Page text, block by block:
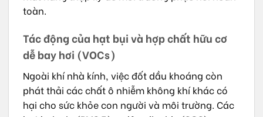
toàn.
Tác động của hạt bụi và hợp chất hữu cơ
dễ bay hơi (VOCs)
Ngoài khí nhà kính, việc đốt dầu khoáng còn
phát thải các chất ô nhiễm không khí khác có
hại cho sức khỏe con người và môi trường. Các